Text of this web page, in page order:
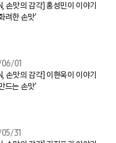
손맛의 감각] 홍성민이 이야기
려한 손맛’
01
손맛의 감각] 이현욱이 이야기
드는 손맛’
31